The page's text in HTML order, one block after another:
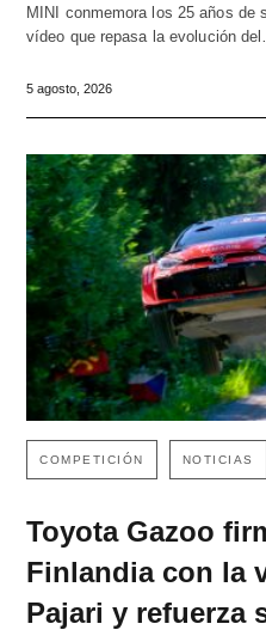
MINI conmemora los 25 años de
vídeo que repasa la evolución
5 agosto, 2026
COMPETICIÓN NOTICIAS
Toyota Gazoo
Finlandia con la
Pajari y refuerza